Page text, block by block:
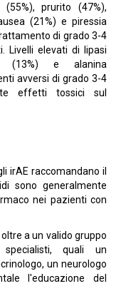
prurito (47%),
(21%) e piressia
di grado 3-4
Livelli elevati di lipasi
(13%) e alanina
avversi di grado 3-4
effetti tossici sul
irAE raccomandano il
sono generalmente
nei pazienti con
a un valido gruppo
quali un
un neurologo
l'educazione del